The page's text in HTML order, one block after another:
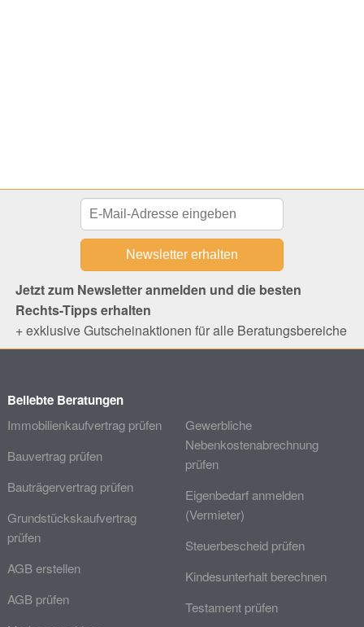
Jetzt zum Newsletter anmelden und die besten
Rechts-Tipps erhalten
+ exklusive Gutscheinaktionen für alle Beratungsbereiche
Beliebte Beratungen
Immobilienkaufvertrag prüfen
Bauvertrag prüfen
Bauträgervertrag prüfen
Grundstückskaufvertrag
prüfen
AGB erstellen
AGB prüfen
Gewerbliche
Nebenkostenabrechnung
prüfen
Eigenbedarf anmelden
(Vermieter)
Steuerbescheid prüfen
Kindesunterhalt berechnen
Testament prüfen